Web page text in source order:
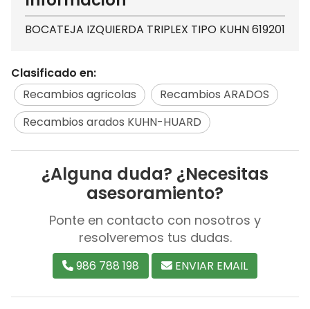
BOCATEJA IZQUIERDA TRIPLEX TIPO KUHN 619201
Clasificado en:
Recambios agricolas
Recambios ARADOS
Recambios arados KUHN-HUARD
¿Alguna duda? ¿Necesitas
asesoramiento?
Ponte en contacto con nosotros y
resolveremos tus dudas.
986 788 198 ENVIAR EMAIL